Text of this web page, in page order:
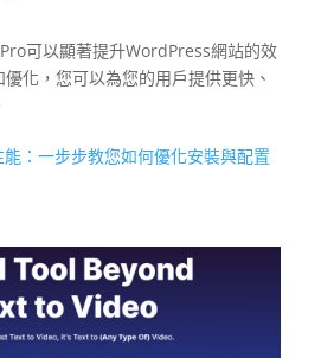
可以顯著提升WordPress網站的效
化，您可以為您的用戶提供更快、
：一步步教您如何優化安裝與配置